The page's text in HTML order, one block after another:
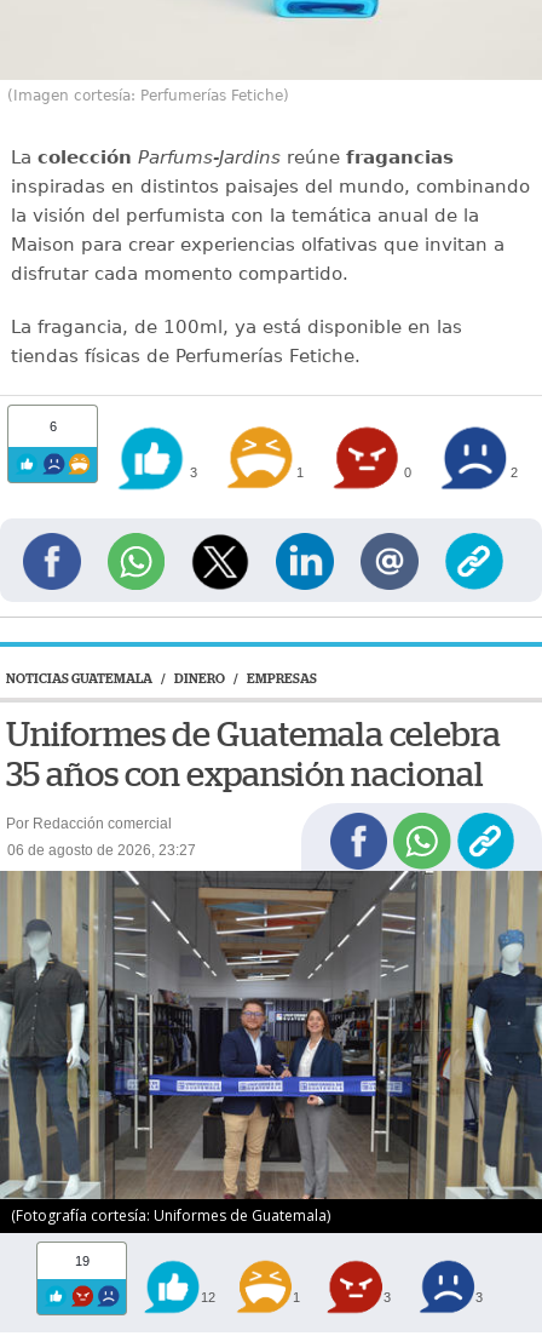
(Imagen cortesía: Perfumerías Fetiche)
La colección Parfums-Jardinsreúne fragancias
inspiradas en distintos paisajes del mundo, combinando
la visión del perfumista con la temática anual de la
Maison para crear experiencias olfativas que invitan a
disfrutar cada momento compartido.
La fragancia, de 100ml, ya está disponible en las
tiendas físicas de Perfumerías Fetiche.
6
3 1 0 2
NOTICIAS GUATEMALA / DINERO / EMPRESAS
Uniformes de Guatemala celebra
35 años con expansión nacional
Por Redacción comercial
06 de agosto de 2026, 23:27
(Fotografía cortesía: Uniformes de Guatemala)
19
12 1 3 3